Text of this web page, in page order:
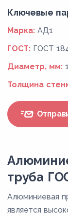
Ключевые
Марка: АД1
ГОСТ: ГОСТ
Диаметр, мм:
Толщина
труба
Алюминиевая
является